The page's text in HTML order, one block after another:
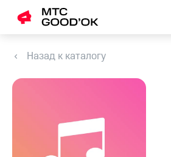
Назад к каталогу